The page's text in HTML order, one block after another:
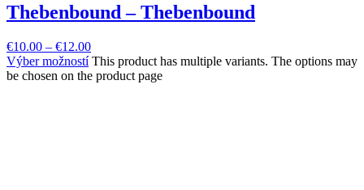
Thebenbound – Thebenbound
€10.00 – €12.00
Výber možností This product has multiple variants. The options may
be chosen on the product page